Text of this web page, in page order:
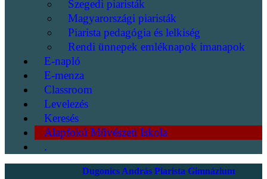
Szegedi piaristák
Magyarországi piaristák
Piarista pedagógia és lelkiség
Rendi ünnepek emléknapok imanapok
E-napló
E-menza
Classroom
Levelezés
Keresés
Alapfokú Művészeti Iskola
.
Dugonics András Piarista Gimnázium